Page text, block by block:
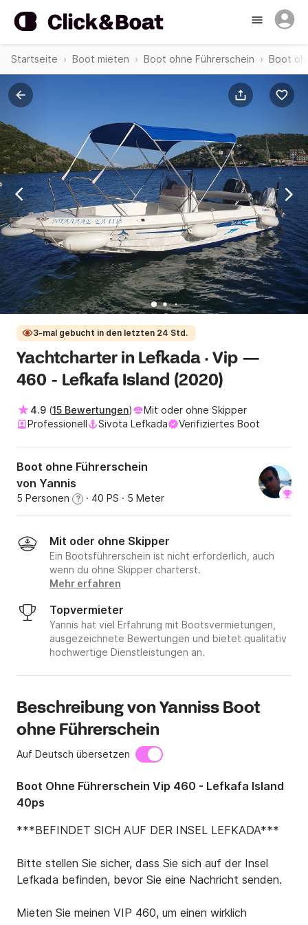
Startseite Boot mieten Boot ohne Führerschein Boot
3-mal gebucht in den letzten 24 Std.
Yachtcharter in Lefkada · Vip —
460 - Lefkafa Island (2020)
4.9 (15 Bewertungen)
Mit oder ohne Skipper
Professionell
Sivota Lefkada Verifiziertes Boot
Boot ohne Führerschein
von Yannis
5 Personen ? · 40 PS · 5 Meter
Mit oder ohne Skipper
Ein Bootsführerschein ist nicht erforderlich, auch
wenn du ohne Skipper charterst.
Mehr erfahren
Topvermieter
Yannis hat viel Erfahrung mit Bootsvermietungen,
ausgezeichnete Bewertungen und bietet qualitativ
hochwertige Dienstleistungen an.
Beschreibung von Yanniss Boot
ohne Führerschein
Auf Deutsch übersetzen
Boot Ohne Führerschein Vip 460 - Lefkafa Island
40ps
***BEFINDET SICH AUF DER INSEL LEFKADA***
Bitte stellen Sie sicher, dass Sie sich auf der Insel
Lefkada befinden, bevor Sie eine Nachricht senden.
Mieten Sie meinen VIP 460, um einen wirklich